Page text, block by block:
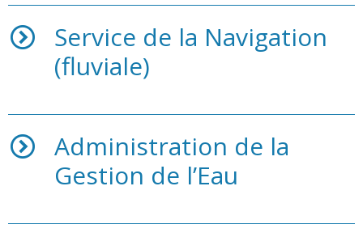
Service de la Navigation
(fluviale)
Administration de la
Gestion de l’Eau